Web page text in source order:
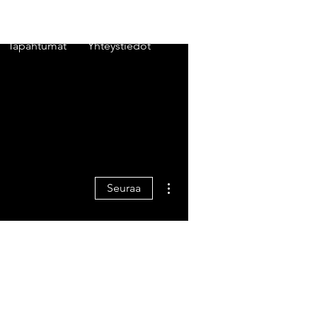
Tapahtumat Yhteystiedot
Seuraa